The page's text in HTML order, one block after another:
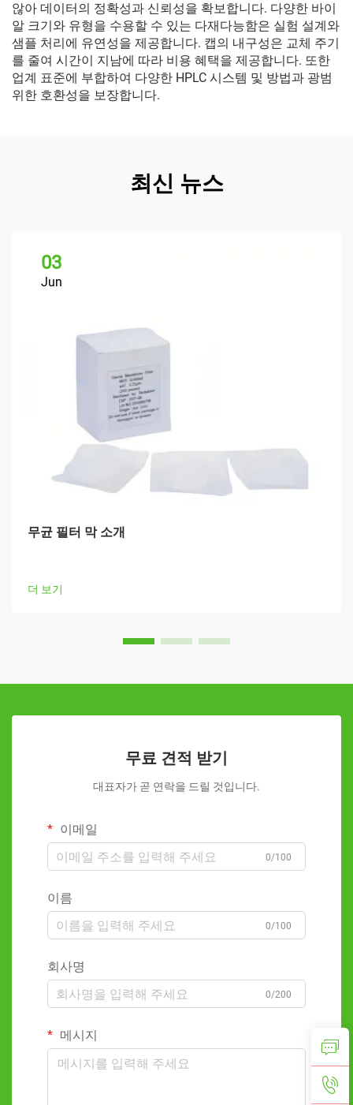
않아 데이터의 정확성과 신뢰성을 확보합니다. 다양한 바이
알 크기와 유형을 수용할 수 있는 다재다능함은 실험 설계와
샘플 처리에 유연성을 제공합니다. 캡의 내구성은 교체 주기
를 줄여 시간이 지남에 따라 비용 혜택을 제공합니다. 또한
업계 표준에 부합하여 다양한 HPLC 시스템 및 방법과 광범
위한 호환성을 보장합니다.
최신 뉴스
03
Jun
무균 필터 막 소개
더 보기
무료 견적 받기
대표자가 곧 연락을 드릴 것입니다.
이메일
0/100
이름
0/100
회사명
0/200
메시지